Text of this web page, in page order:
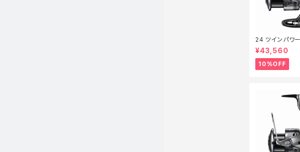
24 ツインパワ
続セール_リール】
¥43,560
10%OFF